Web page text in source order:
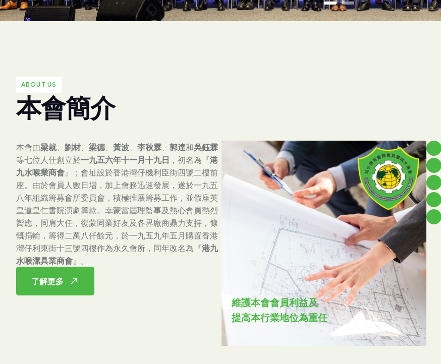
ABOUT US
本會簡介
本會由梁就、 劉材、 梁德、 黃波、 李秋霖、 郭達和吳鈺霖
等七位人仕創立於一九五六年十一月十九日 ，初名為『港
九水喉業商會』；會址設於香港灣仔機利臣街四號二樓前
座。由於會員人數日增，加上會務迅速發展，遂於一九五
八年組織籌募會所委員會，積極推展籌募工作，並假座英
皇道皇仁書院演劇籌款。幸蒙當屆理監事及熱心會員熱烈
嚮應，同肩大任，復蒙同業好友及各界廠商鼎力支持，慷
慨捐輸，籌得二萬八仟餘元，於一九五九年五月購置香港
灣仔利東街十三號四樓作為永久會所，同年改名為『港九
水喉潔具業商會』。
了解更多
維護本會會員利益及
提高本行業地位為重任